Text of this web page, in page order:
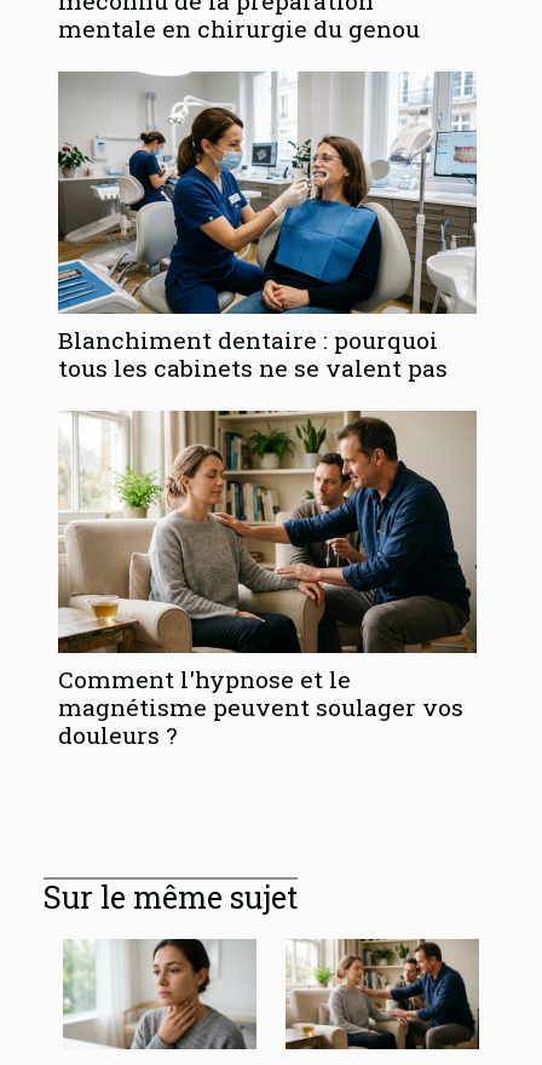
mentale en chirurgie du genou
Blanchiment dentaire : pourquoi
tous les cabinets ne se valent pas
Comment l'hypnose et le
magnétisme peuvent soulager vos
douleurs ?
Sur le même sujet